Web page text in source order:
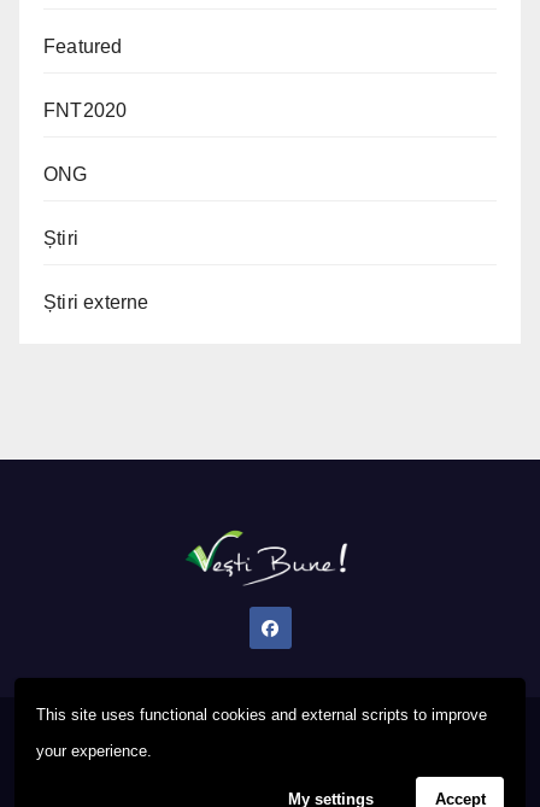
This site uses functional cookies and external scripts to improve
your experience.
My settings Accept
Featured
FNT2020
ONG
Știri
Știri externe
Proudly powered by WordPress
Privacy PolicyFAQ